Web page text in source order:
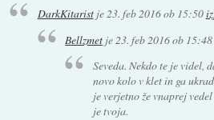
DarkKitaristje23. feb 2016 ob 15:50
Bellzmet je 23. feb 2016 ob 15:48
Seveda. Nekdo te je videl,
novo kolo v klet in ga
je verjetno že vnaprej
je tvoja.